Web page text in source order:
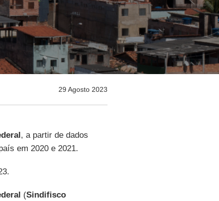
29 Agosto 2023
, a partir de dados
em 2020 e 2021.
(Sindifisco